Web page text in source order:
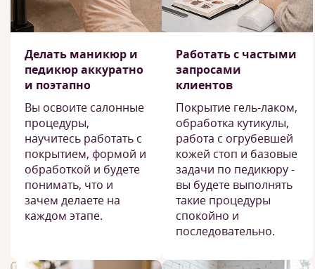
Делать маникюр и
педикюр аккуратно
и поэтапно
Вы освоите салонные
процедуры,
научитесь работать с
покрытием, формой и
обработкой и будете
понимать, что и
зачем делаете на
каждом этапе.
Работать с частыми
запросами
клиентов
Покрытие гель-лаком,
обработка кутикулы,
работа с огрубевшей
кожей стоп и базовые
задачи по педикюру -
вы будете выполнять
такие процедуры
спокойно и
последовательно.